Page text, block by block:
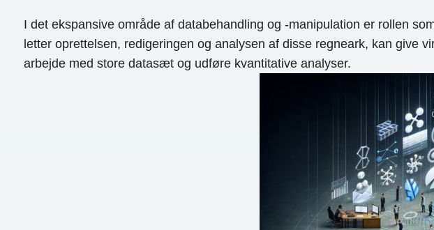
I det ekspansive område af databehandling og -manipulation er rollen
letter oprettelsen, redigeringen og analysen af ​​disse regneark, kan give
arbejde med store datasæt og udføre kvantitative analyser.